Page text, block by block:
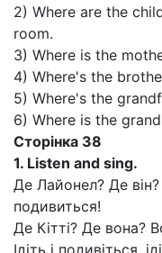
2) Where are the
room.
3) Where is the
4) Where's the
5) Where's the
6) Where is the
Сторінка 38
1. Listen and sing.
Де Лайонел? Де він?
подивиться!
Де Кітті? Де вона?
Ідіть і подивіться,